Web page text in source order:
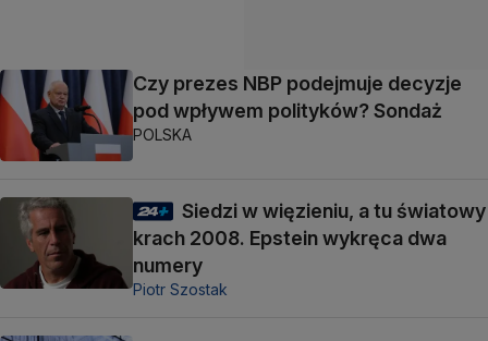
Czy prezes NBP podejmuje decyzje
pod wpływem polityków? Sondaż
POLSKA
Siedzi w więzieniu, a tu światowy
krach 2008. Epstein wykręca dwa
numery
Piotr Szostak